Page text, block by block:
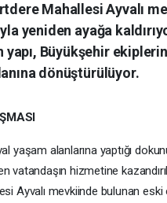
Mahallesi Ayvalı
yeniden ayağa
Büyükşehir
dönüştürülüyor.
alanlarına yaptığı
vatandaşın hizmetine
Ayvalı mevkiinde bulunan eski